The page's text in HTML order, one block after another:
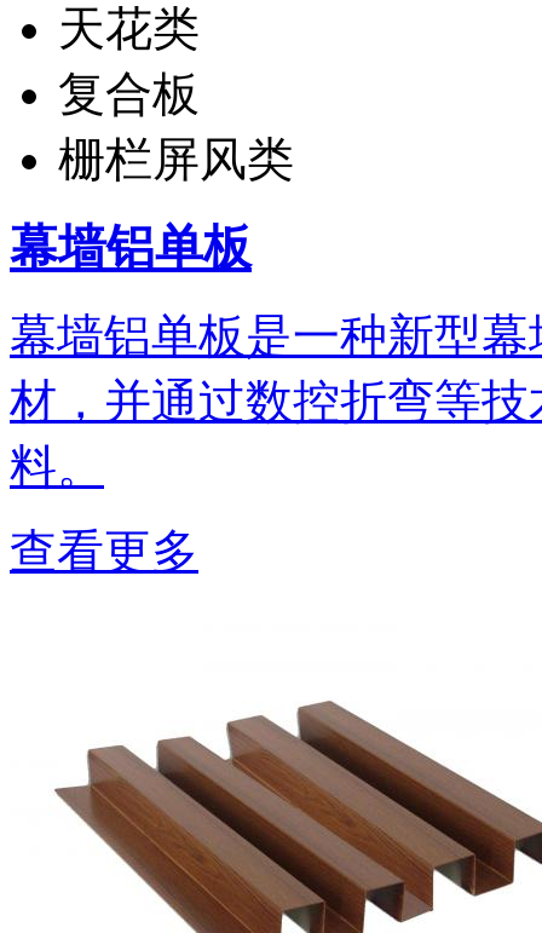
天花类
复合板
栅栏屏风类
幕墙铝单板
幕墙铝单板是一种新型
材，并通过数控折弯等
料。
查看更多